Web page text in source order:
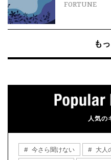
FORTUNE
も
人気の
今さら聞けない 大人